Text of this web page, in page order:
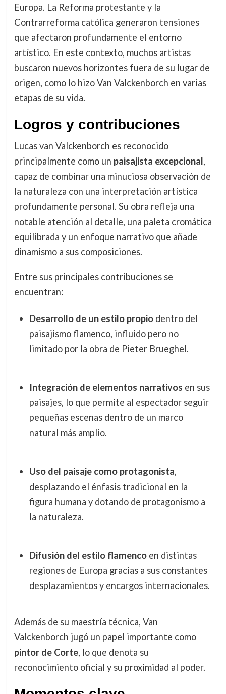
Europa. La Reforma protestante y la
Contrarreforma católica generaron tensiones
que afectaron profundamente el entorno
artístico. En este contexto, muchos artistas
buscaron nuevos horizontes fuera de su lugar de
origen, como lo hizo Van Valckenborch en varias
etapas de su vida.
Logros y contribuciones
Lucas van Valckenborch es reconocido
principalmente como un paisajista excepcional,
capaz de combinar una minuciosa observación de
la naturaleza con una interpretación artística
profundamente personal. Su obra refleja una
notable atención al detalle, una paleta cromática
equilibrada y un enfoque narrativo que añade
dinamismo a sus composiciones.
Entre sus principales contribuciones se
encuentran:
Desarrollo de un estilo propiodentro del
paisajismo flamenco, influido pero no
limitado por la obra de Pieter Brueghel.
Integración de elementos narrativos en sus
paisajes, lo que permite al espectador seguir
pequeñas escenas dentro de un marco
natural más amplio.
Uso del paisaje como protagonista,
desplazando el énfasis tradicional en la
figura humana y dotando de protagonismo a
la naturaleza.
Difusión del estilo flamencoen distintas
regiones de Europa gracias a sus constantes
desplazamientos y encargos internacionales.
Además de su maestría técnica, Van
Valckenborch jugó un papel importante como
pintor de Corte, lo que denota su
reconocimiento oficial y su proximidad al poder.